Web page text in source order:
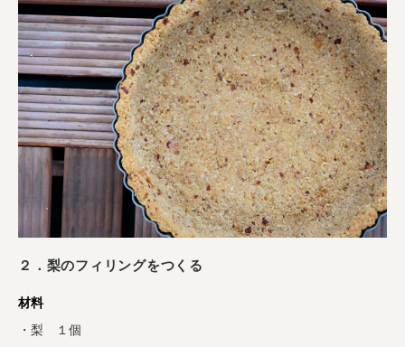
２．梨のフィリングをつくる
材料
・梨 １個